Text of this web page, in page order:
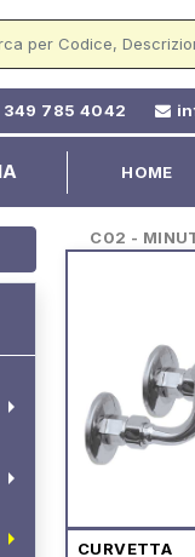
349 785 4042
HOME
arrow_right
arrow_right
arrow_right
C02 -
CURVETTA